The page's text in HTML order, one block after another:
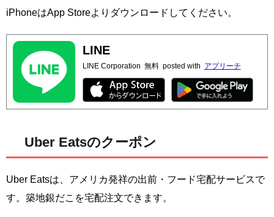
iPhoneはApp Storeよりダウンロードしてください。
LINE
LINE Corporation 無料 posted with アプリーチ
Uber Eatsのクーポン
Uber Eatsは、アメリカ発祥の出前・フード宅配サービスで
す。築地銀だこを宅配注文できます。